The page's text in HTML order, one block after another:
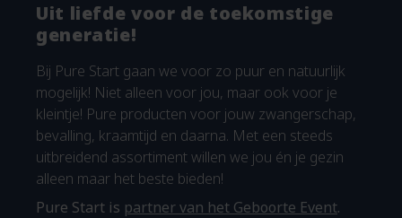
Uit liefde voor de toekomstige
generatie!
Bij Pure Start gaan we voor zo puur en natuurlijk
mogelijk! Niet alleen voor jou, maar ook voor je
kleintje! Pure producten voor jouw zwangerschap,
bevalling, kraamtijd en daarna. Met een steeds
uitbreidend assortiment willen we jou én je gezin
alleen maar het beste bieden!
Pure Start is partner van het Geboorte Event.